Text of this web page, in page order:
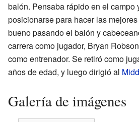
balón. Pensaba rápido en el campo
posicionarse para hacer las
bueno pasando el balón y
carrera como jugador, Bryan
como entrenador. Se retiró como
años de edad, y luego dirigió al
Galería de imágenes